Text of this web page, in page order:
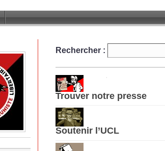
Rechercher :
Trouver notre presse
Soutenir l’UCL